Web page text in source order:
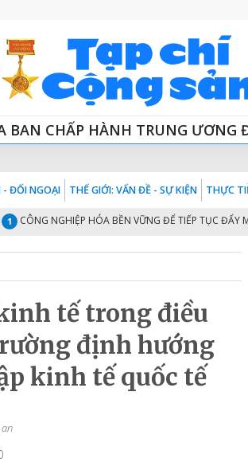
BAN CHẤP HÀNH TRUNG ƯƠNG
- ĐỐI NGOẠI THẾ GIỚI: VẤN ĐỀ - SỰ KIỆN THỰC
NGHIỆP HÓA BỀN VỮNG ĐỂ TIẾP TỤC ĐẨY
tế trong điều
định hướng
kinh tế quốc tế